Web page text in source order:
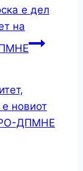
е дел
на